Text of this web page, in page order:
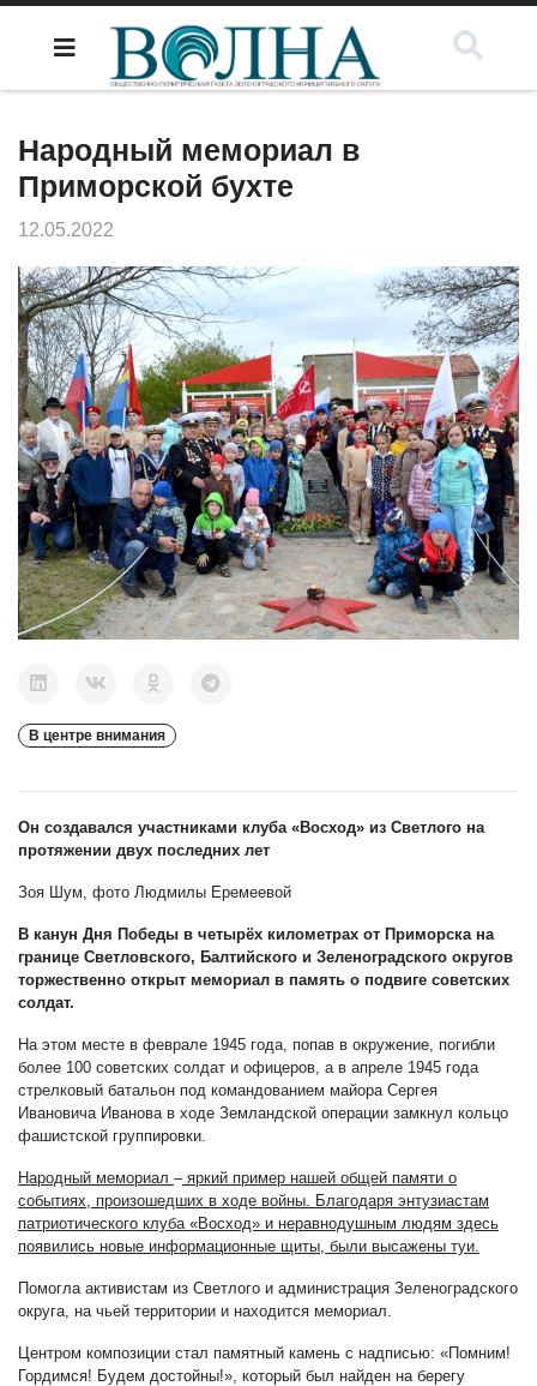
Народный мемориал в
Приморской бухте
12.05.2022
В центре внимания
Он создавался участниками клуба «Восход» из Светлого на
протяжении двух последних лет
Зоя Шум, фото Людмилы Еремеевой
В канун Дня Победы в четырёх километрах от Приморска на
границе Светловского, Балтийского и Зеленоградского округов
торжественно открыт мемориал в память о подвиге советских
солдат.
На этом месте в феврале 1945 года, попав в окружение, погибли
более 100 советских солдат и офицеров, а в апреле 1945 года
стрелковый батальон под командованием майора Сергея
Ивановича Иванова в ходе Земландской операции замкнул кольцо
фашистской группировки.
Народный мемориал –яркий пример нашей общей памяти о
событиях, произошедших в ходе войны. Благодаря энтузиастам
патриотического клуба «Восход» и неравнодушным людям здесь
появились новые информационные щиты, были высажены туи.
Помогла активистам из Светлого и администрация Зеленоградского
округа, на чьей территории и находится мемориал.
Центром композиции стал памятный камень с надписью: «Помним!
Гордимся! Будем достойны!», который был найден на берегу